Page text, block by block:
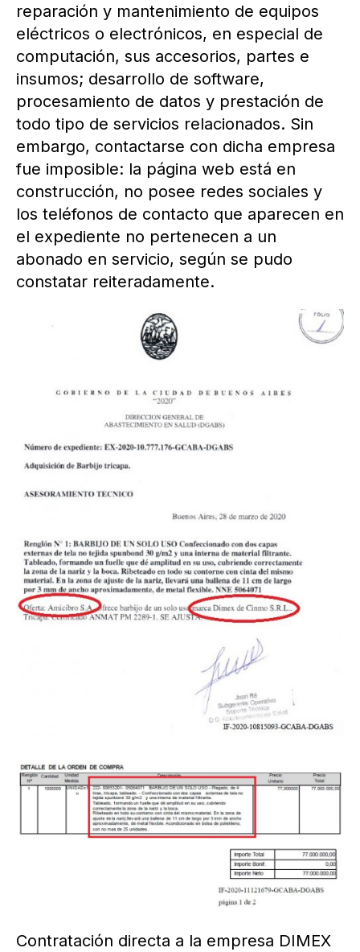
reparación y mantenimiento de equipos
eléctricos o electrónicos, en especial de
computación, sus accesorios, partes e
insumos; desarrollo de software,
procesamiento de datos y prestación de
todo tipo de servicios relacionados. Sin
embargo, contactarse con dicha empresa
fue imposible: la página web está en
construcción, no posee redes sociales y
los teléfonos de contacto que aparecen en
el expediente no pertenecen a un
abonado en servicio, según se pudo
constatar reiteradamente.
Contratación directa a la empresa DIMEX